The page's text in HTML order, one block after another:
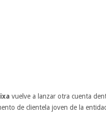
vuelve a lanzar otra cuenta
de clientela joven de la